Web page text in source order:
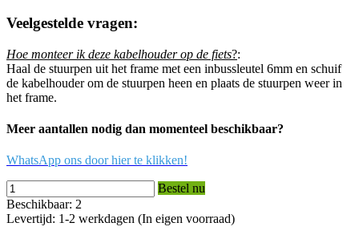
Veelgestelde vragen:
Hoe monteer ik deze kabelhouder op de fiets?:
Haal de stuurpen uit het frame met een inbussleutel 6mm en schuif
de kabelhouder om de stuurpen heen en plaats de stuurpen weer in
het frame.
Meer aantallen nodig dan momenteel beschikbaar?
WhatsApp ons door hier te klikken!
Bestel nu
Beschikbaar: 2
Levertijd: 1-2 werkdagen (In eigen voorraad)